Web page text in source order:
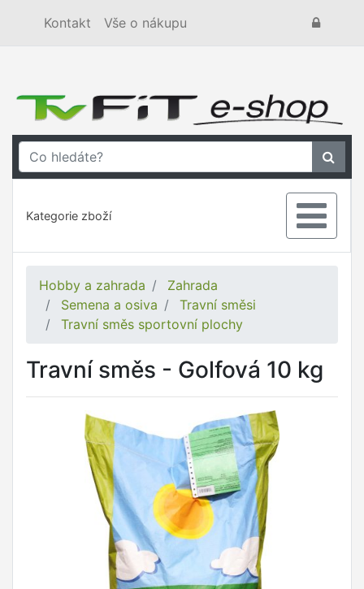
Kontakt Vše o nákupu
Kategorie zboží
Hobby a zahrada
Zahrada
Semena a osiva
Travní směsi
Travní směs sportovní plochy
Travní směs - Golfová 10 kg